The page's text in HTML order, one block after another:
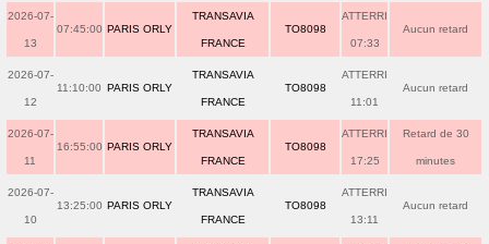
2026-07-
13
07:45:00 PARIS ORLY
TRANSAVIA
FRANCE
TO8098
ATTERRI
07:33
Aucun retard
2026-07-
12
11:10:00 PARIS ORLY
TRANSAVIA
FRANCE
TO8098
ATTERRI
11:01
Aucun retard
2026-07-
11
16:55:00 PARIS ORLY
TRANSAVIA
FRANCE
TO8098
ATTERRI
17:25
Retard de 30
minutes
2026-07-
10
13:25:00 PARIS ORLY
TRANSAVIA
FRANCE
TO8098
ATTERRI
13:11
Aucun retard